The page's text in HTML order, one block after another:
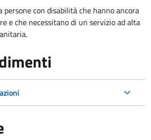
persone con disabilità che hanno ancora
e che necessitano di un servizio ad alta